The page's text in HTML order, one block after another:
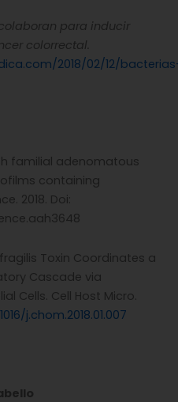
para inducir
colorrectal.
2018/02/12/
familial adenomatous
containing
2018. Doi:
Toxin Coordinates a
Cascade via
Cells. Cell Host Micro.
j.chom.2018.01.007